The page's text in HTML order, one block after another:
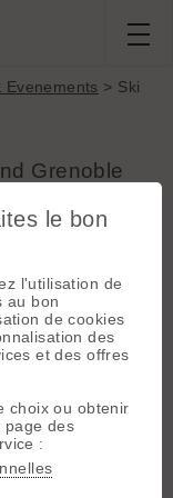
Evenements > Ski
Grenoble
18:21
currently doing
and off for more
winter and
I am looking for
in doing
and maybe
days. I have a car
or Haute
le bon
l'utilisation de
au bon
de cookies
des
et des offres
choix ou obtenir
page des
: